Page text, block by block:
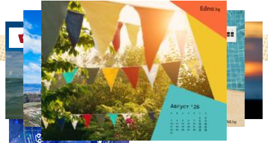
Оферти
АСТРОЛОГИЯ
Дневен хороскоп за 6
август, четвъртък